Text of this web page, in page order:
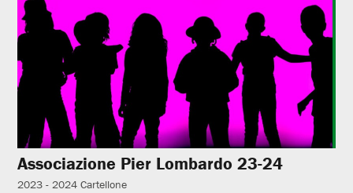
Associazione Pier Lombardo 23-24
2023 - 2024 Cartellone